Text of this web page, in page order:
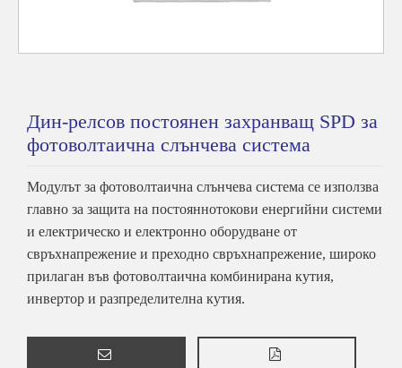
Дин-релсов постоянен захранващ SPD за
фотоволтаична слънчева система
Модулът за фотоволтаична слънчева система се използва
главно за защита на постояннотокови енергийни системи
и електрическо и електронно оборудване от
свръхнапрежение и преходно свръхнапрежение, широко
прилаган във фотоволтаична комбинирана кутия,
инвертор и разпределителна кутия.